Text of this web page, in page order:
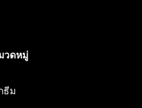
วดหมู่
ธีม